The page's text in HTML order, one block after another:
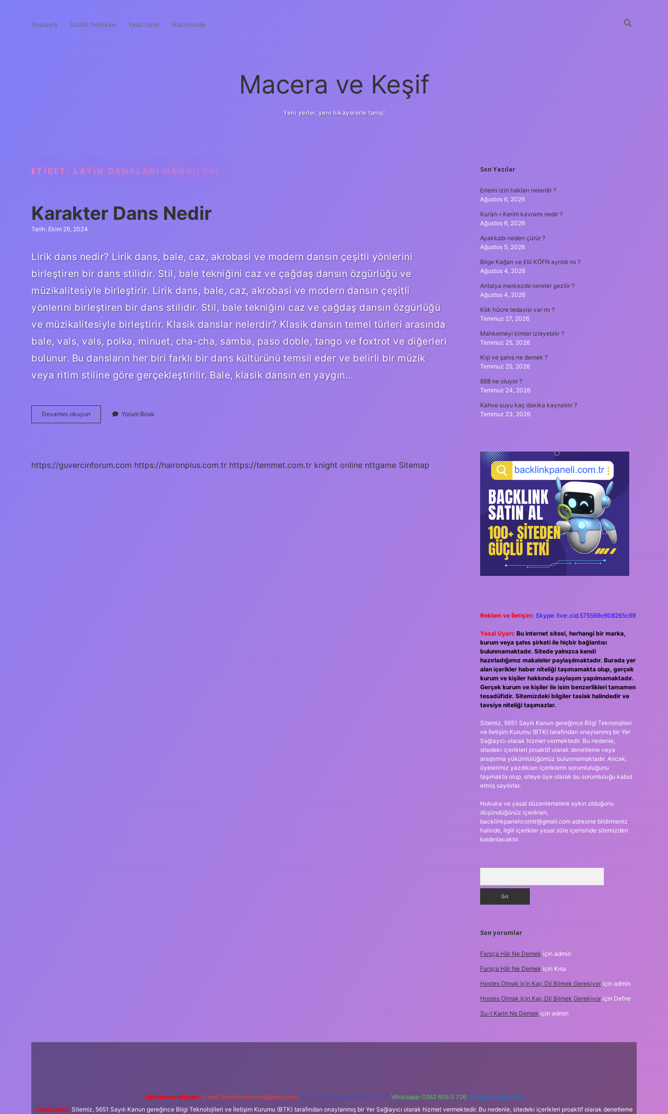
Anasayfa Gizlilik Politikası Yasal Uyarı Hakkımızda
Macera ve Keşif
Yeni yerler, yeni hikayelerle tanış!
ETIKET: LATIN DANSLARI HANGILERI
Karakter Dans Nedir
Tarih: Ekim 26, 2024
Lirik dans nedir? Lirik dans, bale, caz, akrobasi ve modern dansın çeşitli yönlerini
birleştiren bir dans stilidir. Stil, bale tekniğini caz ve çağdaş dansın özgürlüğü ve
müzikalitesiyle birleştirir. Lirik dans, bale, caz, akrobasi ve modern dansın çeşitli
yönlerini birleştiren bir dans stilidir. Stil, bale tekniğini caz ve çağdaş dansın özgürlüğü
ve müzikalitesiyle birleştirir. Klasik danslar nelerdir? Klasik dansın temel türleri arasında
bale, vals, vals, polka, minuet, cha-cha, samba, paso doble, tango ve foxtrot ve diğerleri
bulunur. Bu dansların her biri farklı bir dans kültürünü temsil eder ve belirli bir müzik
veya ritim stiline göre gerçekleştirilir. Bale, klasik dansın en yaygın…
Devamını okuyun Karakter
Dans
Yorum Bırak
https://guvercinforum.com https://haironplus.com.tr https://temmet.com.tr knight online nttgame Sitemap
SIDEBAR
Son Yazılar
Erlerin izin hakları nelerdir ?
Ağustos 6, 2026
Kur’an-ı Kerim kavramı nedir ?
Ağustos 6, 2026
Ayakkabı neden çürür ?
Ağustos 5, 2026
Bilge Kağan ve Etil KÖFN ayrıldı mı ?
Ağustos 4, 2026
Antalya merkezde nereler gezilir ?
Ağustos 4, 2026
Kök hücre tedavisi var mı ?
Temmuz 27, 2026
Mahkemeyi kimler izleyebilir ?
Temmuz 25, 2026
Kişi ve şahıs ne demek ?
Temmuz 25, 2026
888 ne oluyor ?
Temmuz 24, 2026
Kahve suyu kaç dakika kaynatılır ?
Temmuz 23, 2026
Reklam ve İletişim: Skype: live:.cid.575569c608265c69
Yasal Uyarı: Bu internet sitesi, herhangi bir marka,
kurum veya şahıs şirketi ile hiçbir bağlantısı
bulunmamaktadır. Sitede yalnızca kendi
hazırladığımız makaleler paylaşılmaktadır. Burada yer
alan içerikler haber niteliği taşımamakta olup, gerçek
kurum ve kişiler hakkında paylaşım yapılmamaktadır.
Gerçek kurum ve kişiler ile isim benzerlikleri tamamen
tesadüfidir. Sitemizdeki bilgiler taslak halindedir ve
tavsiye niteliği taşımazlar.
Sitemiz, 5651 Sayılı Kanun gereğince Bilgi Teknolojileri
ve İletişim Kurumu (BTK) tarafından onaylanmış bir Yer
Sağlayıcı olarak hizmet vermektedir. Bu nedenle,
sitedeki içerikleri proaktif olarak denetleme veya
araştırma yükümlülüğümüz bulunmamaktadır. Ancak,
üyelerimiz yazdıkları içeriklerin sorumluluğunu
taşımakta olup, siteye üye olarak bu sorumluluğu kabul
etmiş sayılırlar.
Hukuka ve yasal düzenlemelere aykırı olduğunu
düşündüğünüz içerikleri,
backlinkpanelicomtr@gmail.comadresine bildirmeniz
halinde, ilgili içerikler yasal süre içerisinde sitemizden
kaldırılacaktır.
Son yorumlar
Farsça Hâr Ne Demek için admin
Farsça Hâr Ne Demek için Kısa
Hostes Olmak Için Kaç Dil Bilmek Gerekiyoriçin admin
Hostes Olmak Için Kaç Dil Bilmek Gerekiyoriçin Defne
Su-I Karin Ne Demek için admin
ilbet casino
Reklam ve İletişim: E-mail: backlinkpaneli@gmail.com Teams: forumhizmeti@gmail.com Whatsapp: 0262 606 0 726 Telegram: @karabul
Yasal Uyarı: Sitemiz, 5651 Sayılı Kanun gereğince Bilgi Teknolojileri ve İletişim Kurumu (BTK) tarafından onaylanmış bir Yer Sağlayıcı olarak hizmet vermektedir. Bu nedenle, sitedeki içerikleri proaktif olarak denetleme